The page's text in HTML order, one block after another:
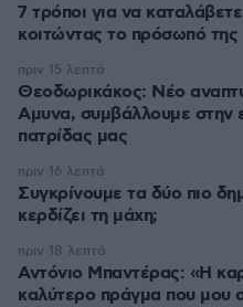
7 τρόποι για να
κοιτώντας το πρόσωπό της
Θεοδωρικάκος: Νέο
Αμυνα, συμβάλλουμε στην
πατρίδας μας
πριν 15 λεπτά
Συγκρίνουμε τα δύο πιο
κερδίζει τη μάχη;
πριν 16 λεπτά
Αντόνιο Μπαντέρας: «Η
καλύτερο πράγμα που μου
πριν 18 λεπτά